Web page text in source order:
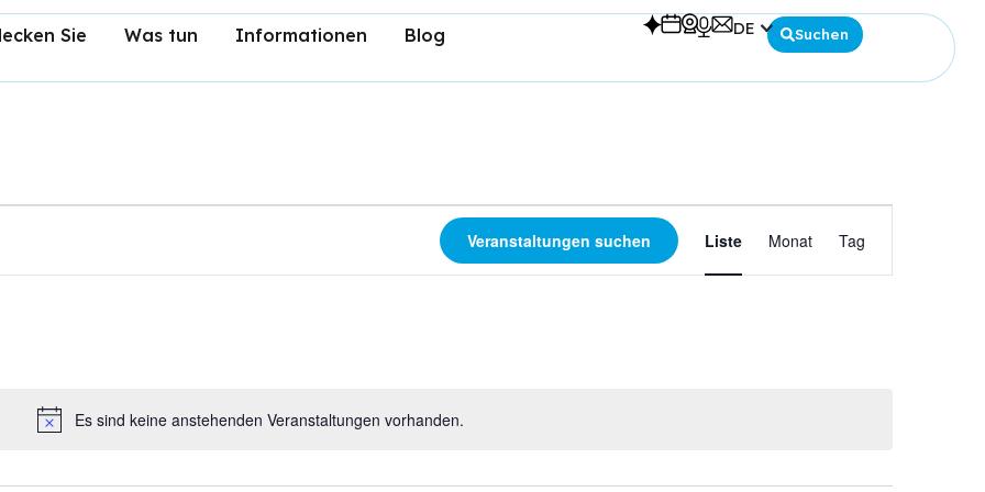
Sie Was tun Informationen Blog Suchen
DE
Deutsch
Hinweis
Es sind keine anstehenden Veranstaltungen vorhanden.
Veranstaltungen suchen
Ansichten-
Liste Monat Tag